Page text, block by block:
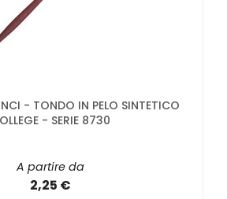
- TONDO IN PELO SINTETICO
- SERIE 8730
A partire da
2,25 €